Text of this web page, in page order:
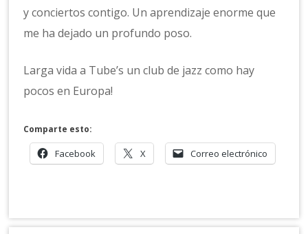
y conciertos contigo. Un aprendizaje enorme que
me ha dejado un profundo poso.
Larga vida a Tube’s un club de jazz como hay
pocos en Europa!
Comparte esto:
Facebook X Correo electrónico